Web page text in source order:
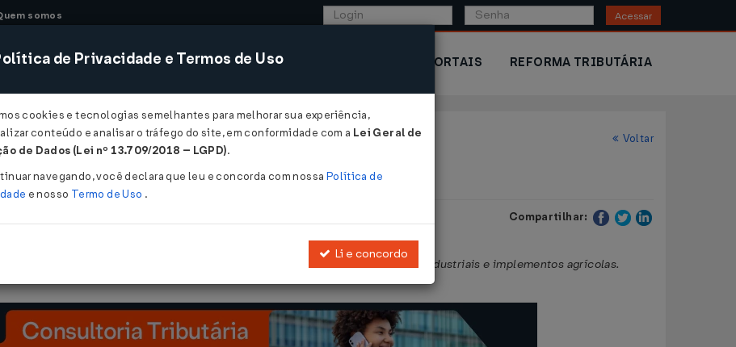
somos Acessar
CONSULTORIA SISTEMAS COMÉRCIO EXTERIOR PORTAIS REFORMA TRIBUTÁRIA
Voltar
03/2012
Compartilhar:
, que concede redução da base de cálculo nas operações com equipamentos industriais e implementos agrícolas.
de Privacidade e Termos de Uso
cookies e tecnologias semelhantes para melhorar sua experiência,
conteúdo e analisar o tráfego do site, em conformidade com a Lei Geral de
de Dados (Lei nº 13.709/2018 – LGPD).
navegando, você declara que leu e concorda com nossa Política de
e nosso Termo de Uso .
Li e concordo